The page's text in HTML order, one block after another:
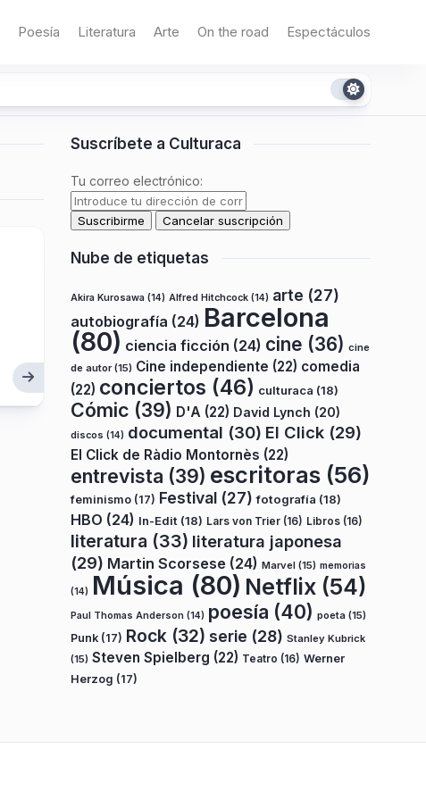
Poesía Literatura Arte On the road Espectáculos
Suscríbete a Culturaca
Tu correo electrónico:
Nube de etiquetas
Akira Kurosawa (14) Alfred Hitchcock (14) arte (27)
autobiografía (24) Barcelona
(80) ciencia ficción (24) cine (36) cine
de autor(15) Cine independiente (22) comedia
(22) conciertos (46) culturaca (18)
Cómic (39) D'A (22) David Lynch (20)
discos (14) documental (30) El Click (29)
El Click de Ràdio Montornès (22)
entrevista (39) escritoras (56)
feminismo (17) Festival (27) fotografía (18)
HBO (24) In-Edit (18) Lars von Trier (16) Libros (16)
literatura (33) literatura japonesa
(29) Martin Scorsese (24) Marvel (15) memorias
(14) Música (80) Netflix (54)
Paul Thomas Anderson (14) poesía (40) poeta (15)
Punk (17) Rock (32) serie (28) Stanley Kubrick
(15) Steven Spielberg (22) Teatro (16) Werner
Herzog (17)